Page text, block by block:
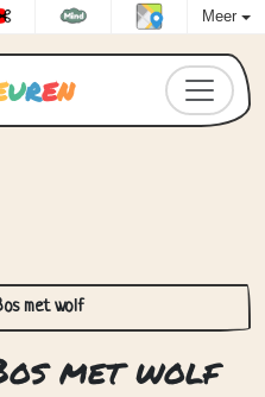
Meer
uren
met wolf
met wolf